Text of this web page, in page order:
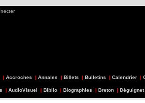
| Accroches | Annales | Billets | Bulletins | Calendrier |
| AudioVisuel | Biblio | Biographies | Breton | Déguignet